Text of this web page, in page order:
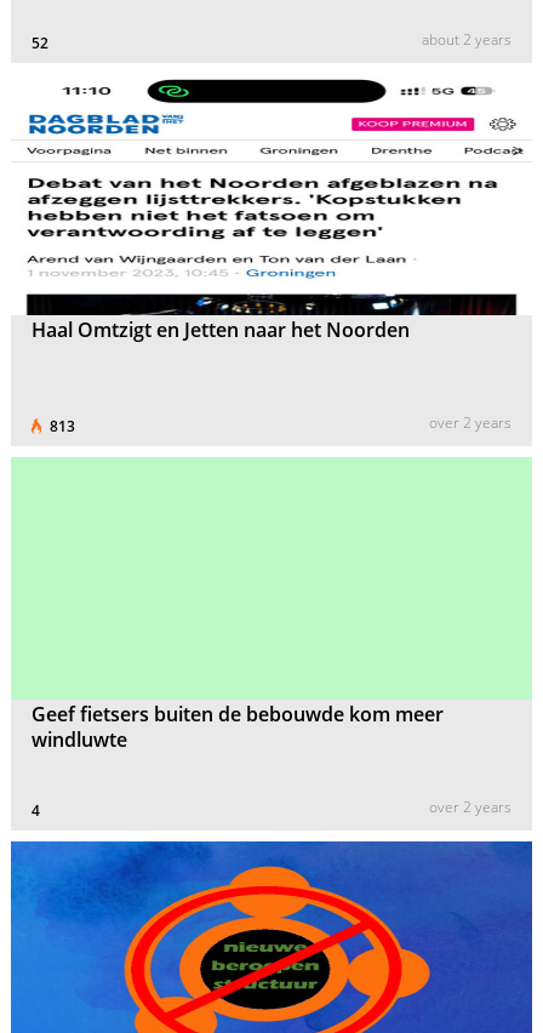
52 about 2 years
Haal Omtzigt en Jetten naar het Noorden
813 over 2 years
Geef fietsers buiten de bebouwde kom meer
windluwte
4 over 2 years